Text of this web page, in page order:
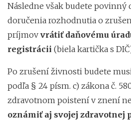
Následne však budete povinný
doručenia rozhodnutia o
príjmov vrátiť daňovému
registrácii (biela kartička s
Po zrušení živnosti budete
podľa § 24 písm. c) zákona č.
zdravotnom poistení v znení
oznámiť aj svojej zdravotnej